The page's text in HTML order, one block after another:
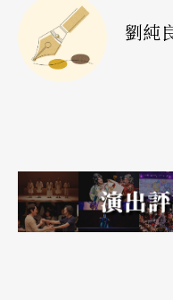
濕的土壤中演出，其
是在非語言的狀態中
媒體操縱的回應，演
格，作品的操作一方
劉純